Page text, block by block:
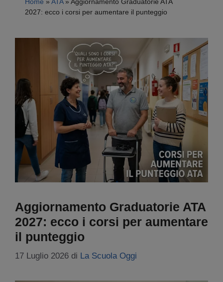
2027: ecco i corsi per aumentare il punteggio
Aggiornamento Graduatorie ATA
2027: ecco i corsi per aumentare
il punteggio
17 Luglio 2026 di La Scuola Oggi